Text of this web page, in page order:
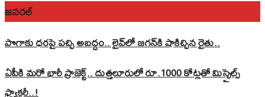
జనరల్
పొగాకు ధరపై పచ్చి అబద్దం.. లైవ్‌లో జగన్‌కి షాకిచ్చిన రైతు..
ఏపీకి మరో భారీ ప్రాజెక్ట్.. దుత్తలూరులో రూ.1000 కోట్లతో మిస్సైల్స్
ఫ్యాక్టరీ..!